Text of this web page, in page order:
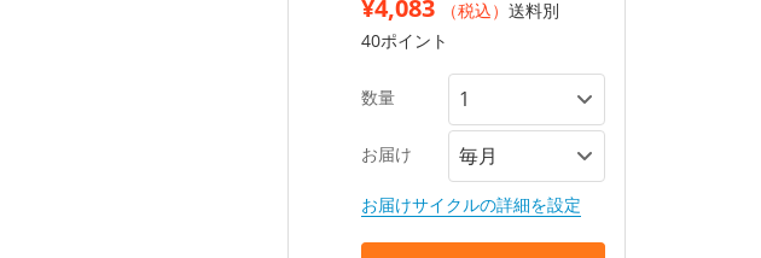
¥4,083 （税込） 送料別
40ポイント
数量
お届け
お届けサイクルの詳細を設定